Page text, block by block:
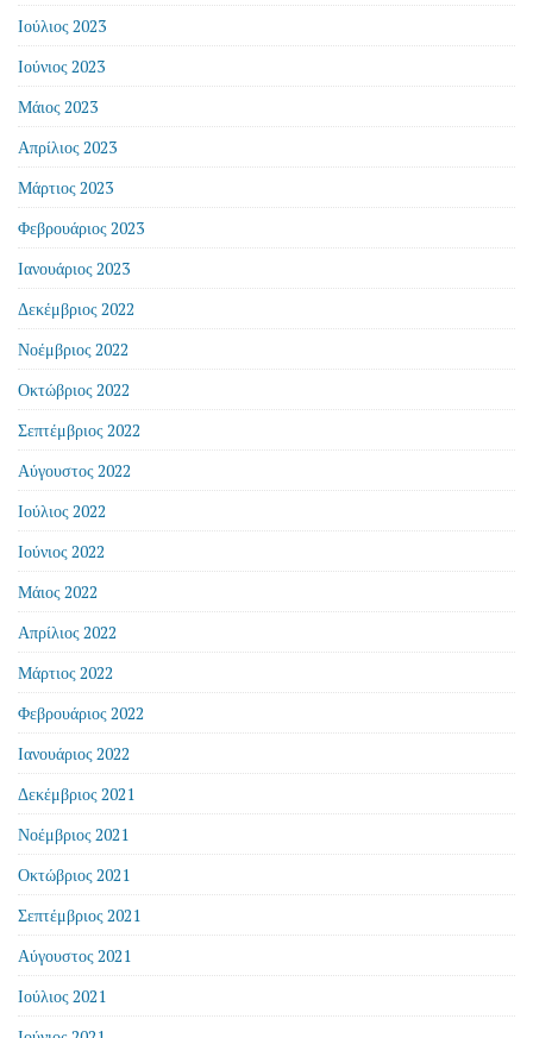
Ιούλιος 2023
Ιούνιος 2023
Μάιος 2023
Απρίλιος 2023
Μάρτιος 2023
Φεβρουάριος 2023
Ιανουάριος 2023
Δεκέμβριος 2022
Νοέμβριος 2022
Οκτώβριος 2022
Σεπτέμβριος 2022
Αύγουστος 2022
Ιούλιος 2022
Ιούνιος 2022
Μάιος 2022
Απρίλιος 2022
Μάρτιος 2022
Φεβρουάριος 2022
Ιανουάριος 2022
Δεκέμβριος 2021
Νοέμβριος 2021
Οκτώβριος 2021
Σεπτέμβριος 2021
Αύγουστος 2021
Ιούλιος 2021